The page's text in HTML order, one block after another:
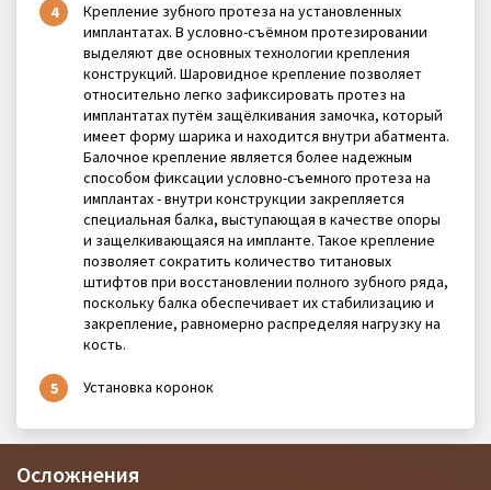
Крепление зубного протеза на установленных
имплантатах. В условно-съёмном протезировании
выделяют две основных технологии крепления
конструкций. Шаровидное крепление позволяет
относительно легко зафиксировать протез на
имплантатах путём защёлкивания замочка, который
имеет форму шарика и находится внутри абатмента.
Балочное крепление является более надежным
способом фиксации условно-съемного протеза на
имплантах - внутри конструкции закрепляется
специальная балка, выступающая в качестве опоры
и защелкивающаяся на импланте. Такое крепление
позволяет сократить количество титановых
штифтов при восстановлении полного зубного ряда,
поскольку балка обеспечивает их стабилизацию и
закрепление, равномерно распределяя нагрузку на
кость.
Установка коронок
Осложнения